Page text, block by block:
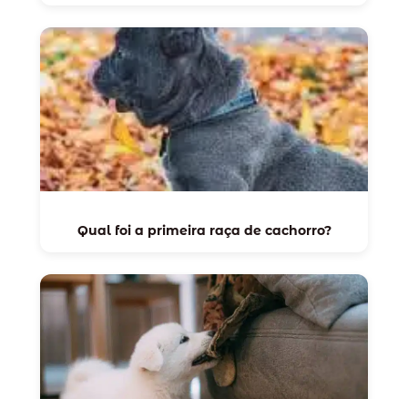
Qual foi a primeira raça de cachorro?